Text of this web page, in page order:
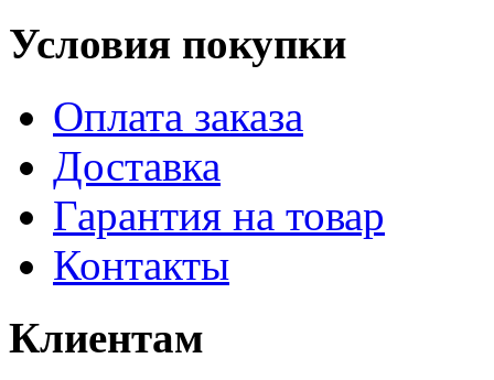
Условия покупки
Оплата заказа
Доставка
Гарантия на товар
Контакты
Клиентам